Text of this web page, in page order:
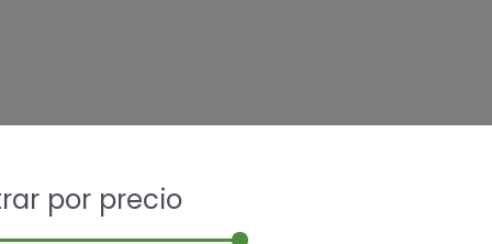
por precio